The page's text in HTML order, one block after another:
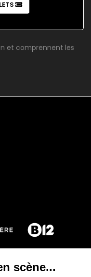
et comprennent les